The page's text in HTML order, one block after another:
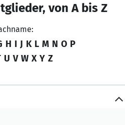
von A bis Z
H I J K L M N O P
U V W X Y Z